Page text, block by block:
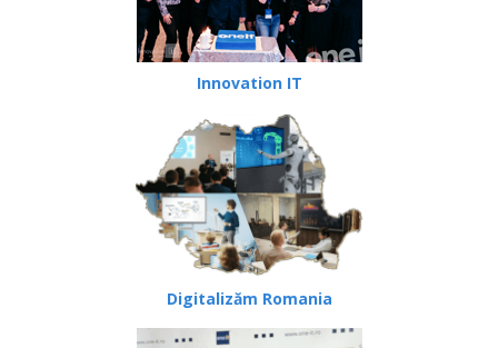
Innovation IT
Digitalizăm Romania